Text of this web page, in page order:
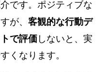
です。ポジティブな
が、客観的な行動デ
で評価しないと、実
くなります。